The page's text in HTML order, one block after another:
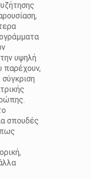
υψηλή
παρέχουν,
σπουδές